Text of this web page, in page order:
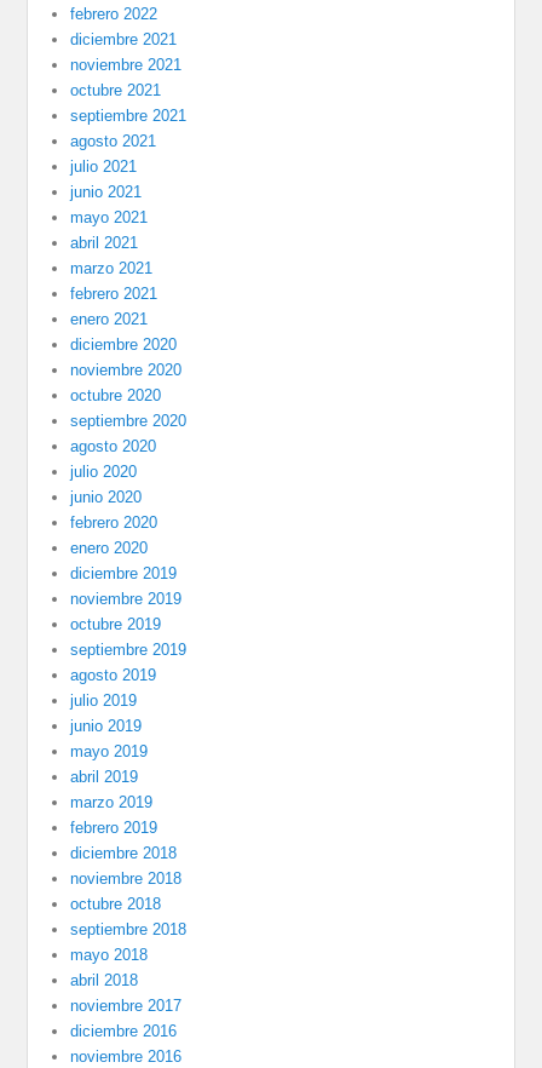
febrero 2022
diciembre 2021
noviembre 2021
octubre 2021
septiembre 2021
agosto 2021
julio 2021
junio 2021
mayo 2021
abril 2021
marzo 2021
febrero 2021
enero 2021
diciembre 2020
noviembre 2020
octubre 2020
septiembre 2020
agosto 2020
julio 2020
junio 2020
febrero 2020
enero 2020
diciembre 2019
noviembre 2019
octubre 2019
septiembre 2019
agosto 2019
julio 2019
junio 2019
mayo 2019
abril 2019
marzo 2019
febrero 2019
diciembre 2018
noviembre 2018
octubre 2018
septiembre 2018
mayo 2018
abril 2018
noviembre 2017
diciembre 2016
noviembre 2016